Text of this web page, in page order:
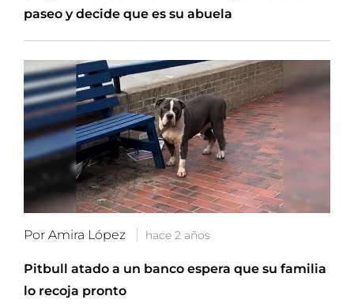
paseo y decide que es su abuela
Por Amira López hace 2 años
Pitbull atado a un banco espera que su familia
lo recoja pronto